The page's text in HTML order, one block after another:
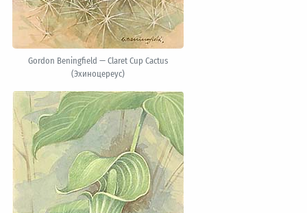
Gordon Beningfield — Claret Cup Cactus
(Эхиноцереус)